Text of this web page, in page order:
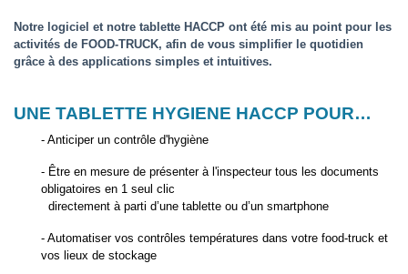
Notre logiciel et notre tablette HACCP ont été mis au point pour les
activités de FOOD-TRUCK, afin de vous simplifier le quotidien
grâce à des applications simples et intuitives.
UNE TABLETTE HYGIENE HACCP POUR…
- Anticiper un contrôle d'hygiène
- Être en mesure de présenter à l'inspecteur tous les documents
obligatoires en 1 seul clic
directement à parti d’une tablette ou d’un smartphone
- Automatiser vos contrôles températures dans votre food-truck et
vos lieux de stockage